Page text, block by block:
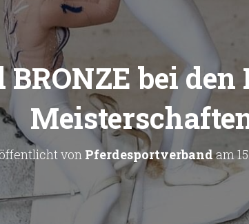
BRONZE bei
von Pferdesportverbandam